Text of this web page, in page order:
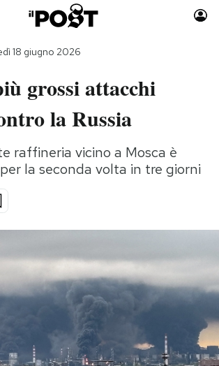
Auto
Moda
Consumismi
Storie/Idee
Altrecose
Mondiali calcio 2026
18 giugno 2026
grossi attacchi
la Russia
raffineria vicino a Mosca è
la seconda volta in tre giorni